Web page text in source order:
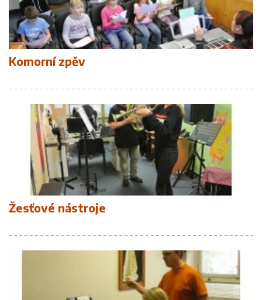
Komorní zpěv
Žesťové nástroje